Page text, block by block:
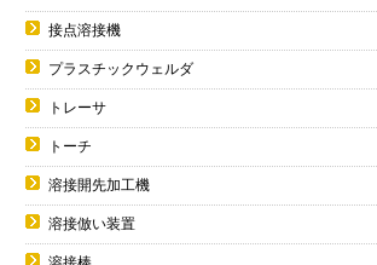
接点溶接機
プラスチックウェルダ
トレーサ
トーチ
溶接開先加工機
溶接倣い装置